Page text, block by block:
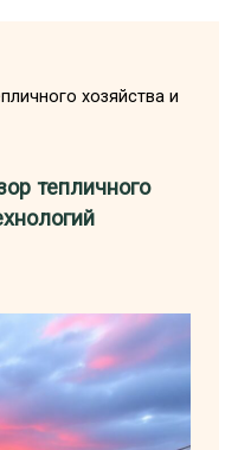
хозяйства и
тепличного